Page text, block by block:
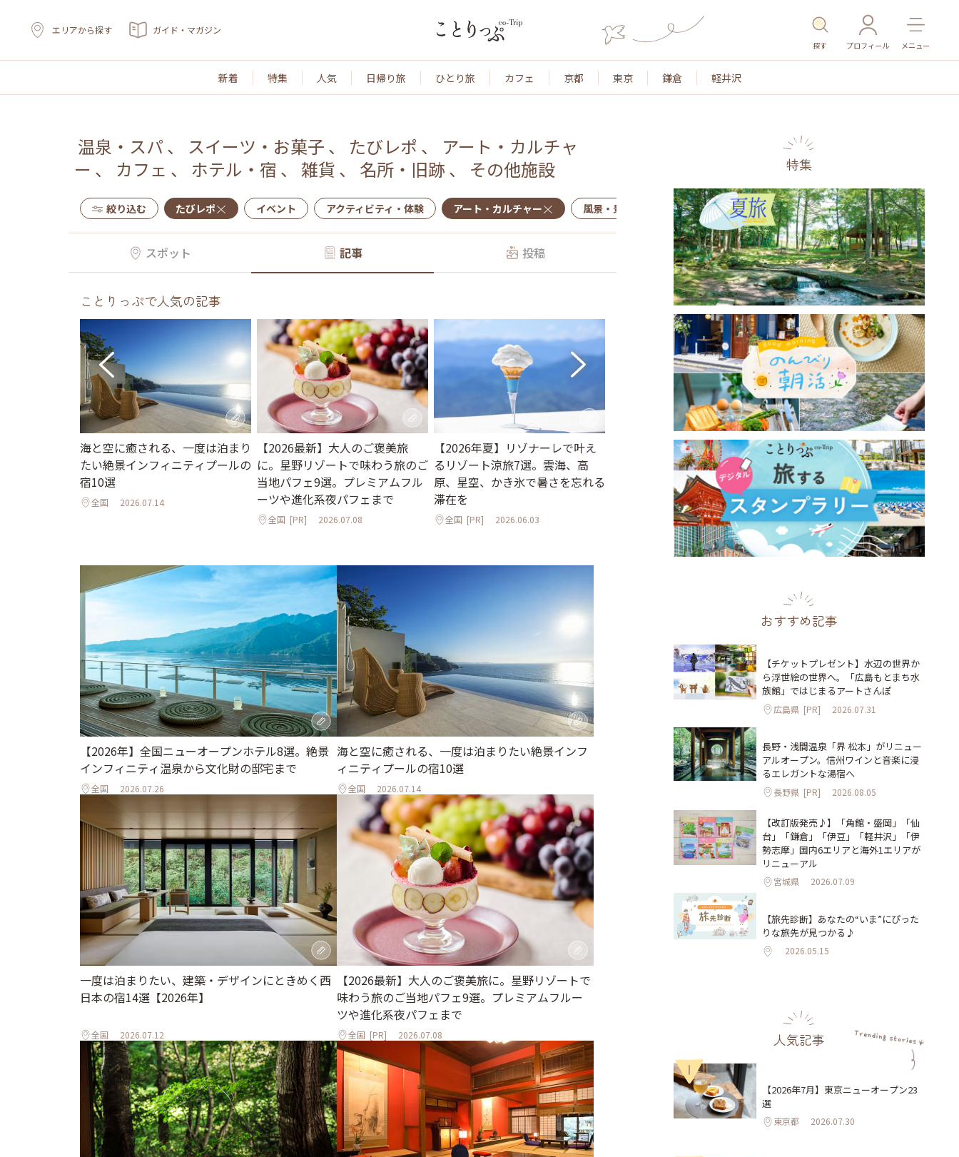
エリアから探す ガイド・マガジン
探す プロフィール メニュー
新着 特集 人気 日帰り旅 ひとり旅 カフェ 京都 東京 鎌倉 軽井沢
温泉・スパ 、 スイーツ・お菓子 、 たびレポ 、 アート・カルチャ
ー 、 カフェ 、 ホテル・宿 、 雑貨 、 名所・旧跡 、 その他施設
絞り込む たびレポ イベント アクティビティ・体験 アート・カルチャー 風景・景色 名所・旧跡 温泉・スパ その他施設
スポット 記事 投稿
ことりっぷで人気の記事
海と空に癒される、一度は泊まり
たい絶景インフィニティプールの
宿10選
全国 2026.07.14
【2026最新】大人のご褒美旅
に。星野リゾートで味わう旅のご
当地パフェ9選。プレミアムフル
ーツや進化系夜パフェまで
全国 [PR] 2026.07.08
【2026年夏】リゾナーレで叶え
るリゾート涼旅7選。雲海、高
原、星空、かき氷で暑さを忘れる
滞在を
全国 [PR] 2026.06.03
一度は泊まりたい、建築・デザイ
ンにときめく西日本の宿14選
2026.07.12
【2026年】全国ニューオープンホテル8選。絶景
インフィニティ温泉から文化財の邸宅まで
全国 2026.07.26
海と空に癒される、一度は泊まりたい絶景インフ
ィニティプールの宿10選
全国 2026.07.14
一度は泊まりたい、建築・デザインにときめく西
日本の宿14選【2026年】
全国 2026.07.12
【2026最新】大人のご褒美旅に。星野リゾートで
味わう旅のご当地パフェ9選。プレミアムフルー
ツや進化系夜パフェまで
全国 [PR] 2026.07.08
特集
おすすめ記事
【チケットプレゼント】水辺の世界か
ら浮世絵の世界へ。「広島もとまち水
族館」ではじまるアートさんぽ
広島県 [PR] 2026.07.31
長野・浅間温泉「界 松本」がリニュー
アルオープン。信州ワインと音楽に浸
るエレガントな湯宿へ
長野県 [PR] 2026.08.05
【改訂版発売♪】「角館・盛岡」「仙
台」「鎌倉」「伊豆」「軽井沢」「伊
勢志摩」国内6エリアと海外1エリアが
リニューアル
宮城県 2026.07.09
【旅先診断】あなたの“いま”にぴった
りな旅先が見つかる♪
2026.05.15
人気記事
1
【2026年7月】東京ニューオープン23
選
東京都 2026.07.30